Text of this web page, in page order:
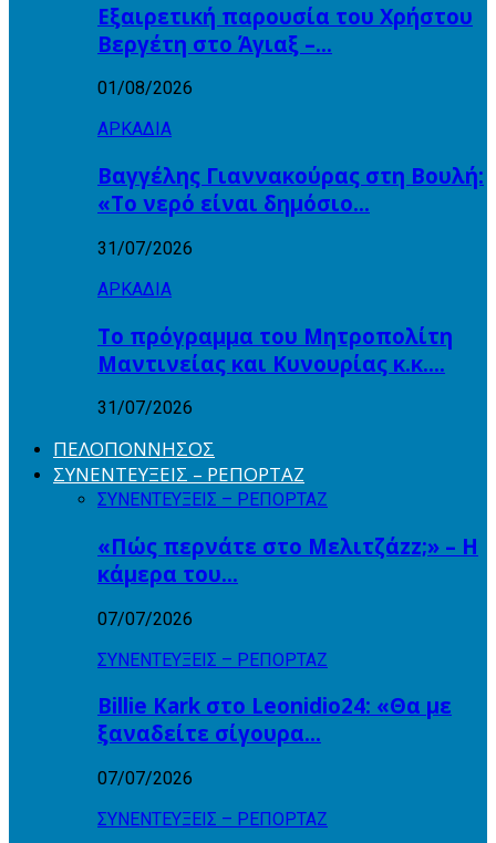
Εξαιρετική παρουσία του Χρήστου
Βεργέτη στο Άγιαξ –…
01/08/2026
ΑΡΚΑΔΙΑ
Βαγγέλης Γιαννακούρας στη Βουλή:
«Το νερό είναι δημόσιο…
31/07/2026
ΑΡΚΑΔΙΑ
Το πρόγραμμα του Μητροπολίτη
Μαντινείας και Κυνουρίας κ.κ….
31/07/2026
ΠΕΛΟΠΟΝΝΗΣΟΣ
ΣΥΝΕΝΤΕΥΞΕΙΣ – ΡΕΠΟΡΤΑΖ
ΣΥΝΕΝΤΕΥΞΕΙΣ – ΡΕΠΟΡΤΑΖ
«Πώς περνάτε στο Μελιτζάzz;» – Η
κάμερα του…
07/07/2026
ΣΥΝΕΝΤΕΥΞΕΙΣ – ΡΕΠΟΡΤΑΖ
Billie Kark στο Leonidio24: «Θα με
ξαναδείτε σίγουρα…
07/07/2026
ΣΥΝΕΝΤΕΥΞΕΙΣ – ΡΕΠΟΡΤΑΖ